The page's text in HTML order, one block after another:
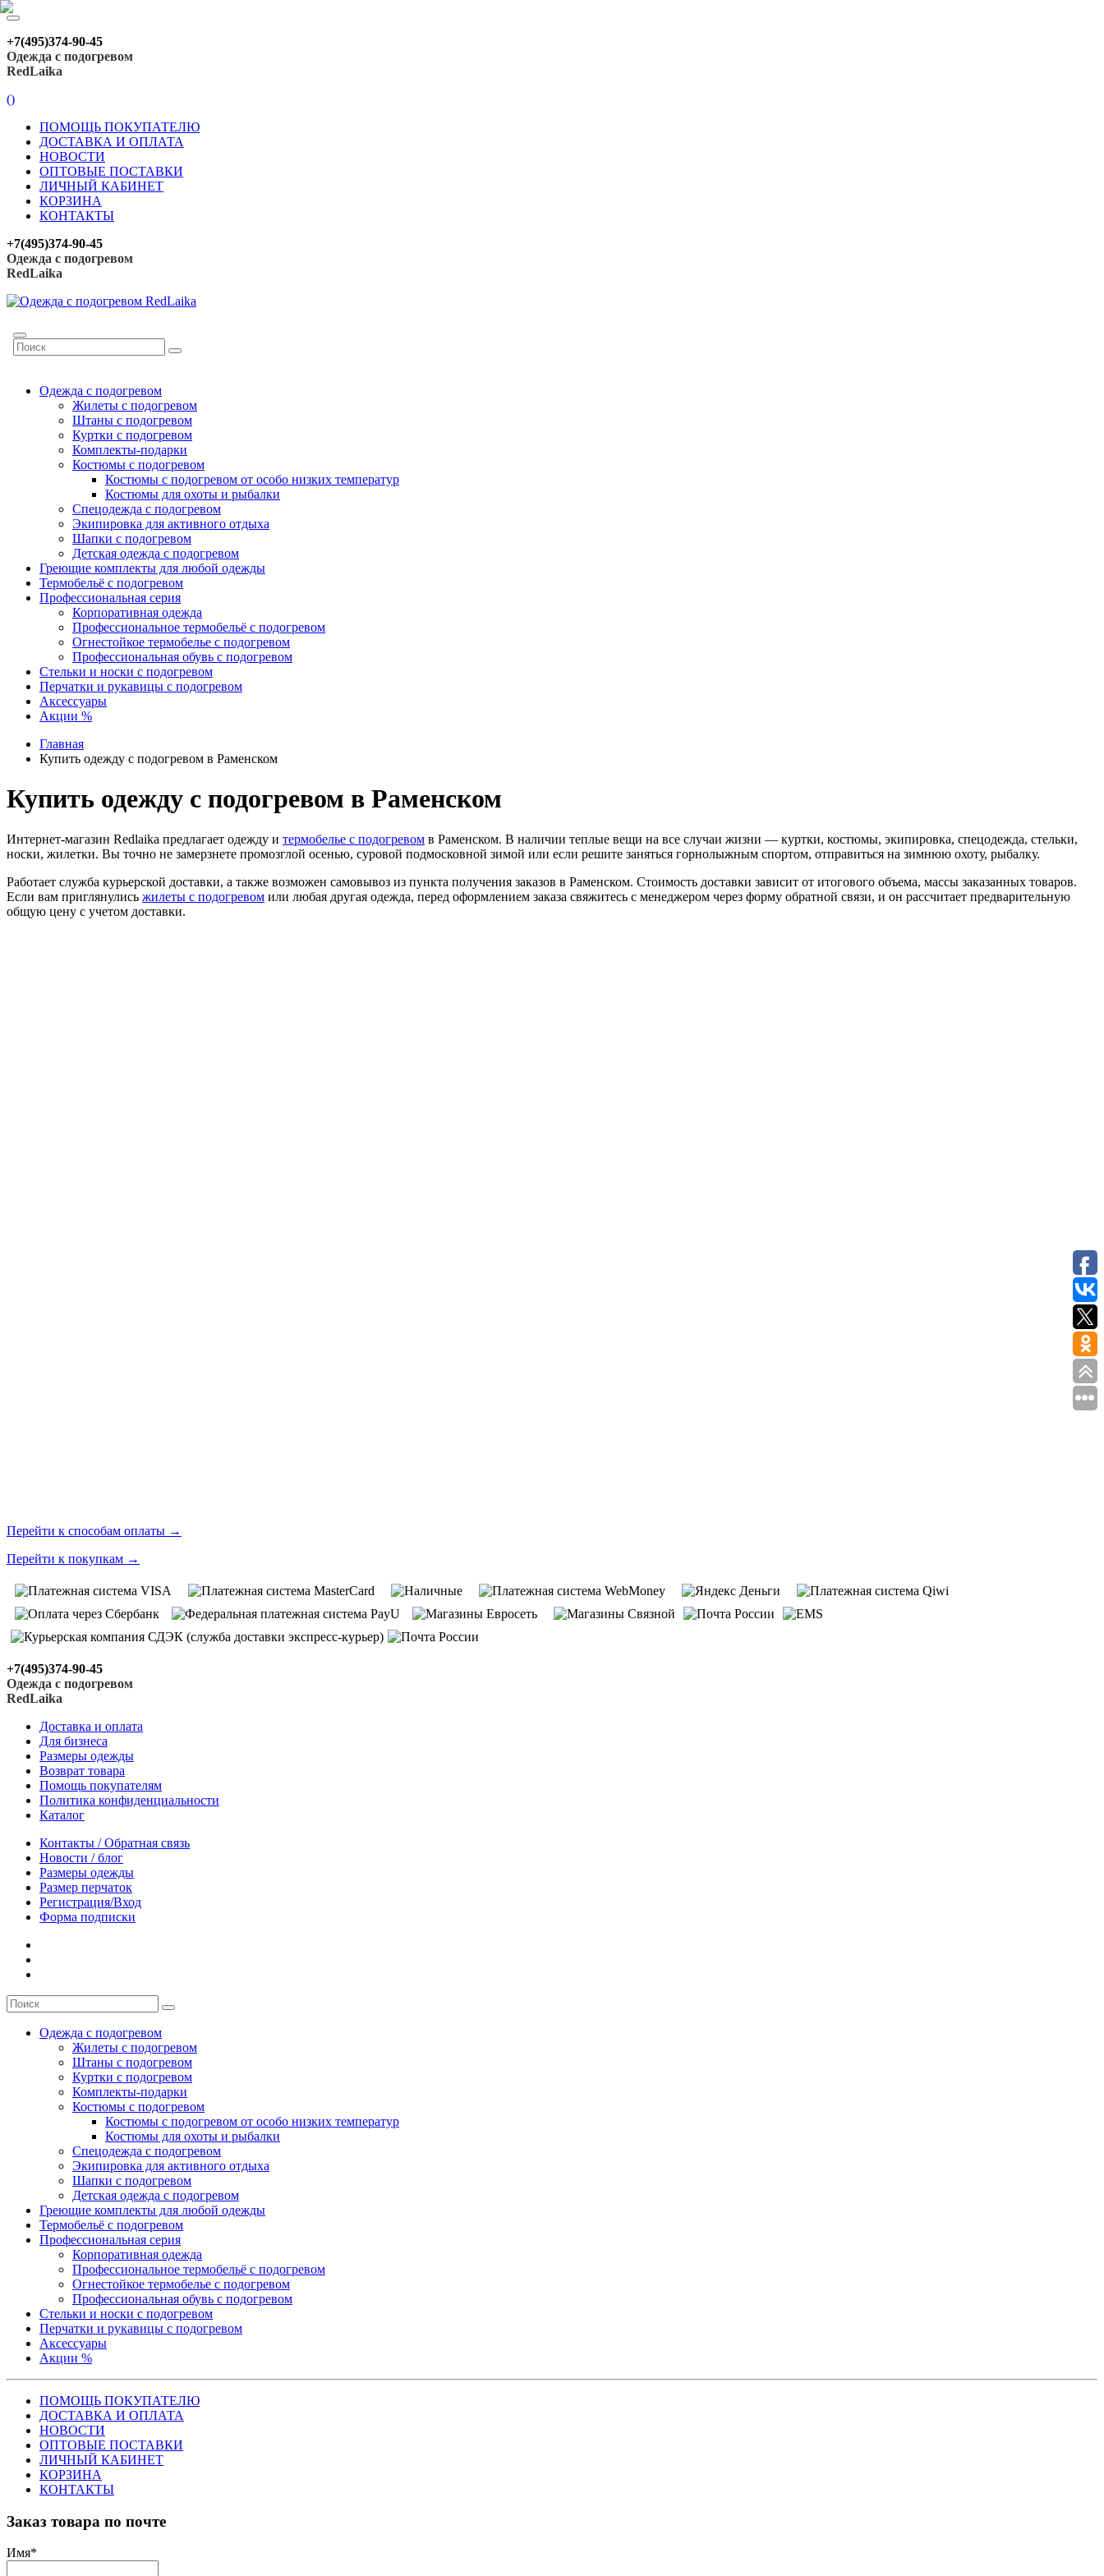
+7(495)374-90-45
Одежда с подогревом
RedLaika
()
ПОМОЩЬ ПОКУПАТЕЛЮ
ДОСТАВКА И ОПЛАТА
НОВОСТИ
ОПТОВЫЕ ПОСТАВКИ
ЛИЧНЫЙ КАБИНЕТ
КОРЗИНА
КОНТАКТЫ
+7(495)374-90-45
Одежда с подогревом
RedLaika
Одежда с подогревом
Жилеты с подогревом
Штаны с подогревом
Куртки с подогревом
Комплекты-подарки
Костюмы с подогревом
Костюмы с подогревом от особо низких температур
Костюмы для охоты и рыбалки
Спецодежда с подогревом
Экипировка для активного отдыха
Шапки с подогревом
Детская одежда с подогревом
Греющие комплекты для любой одежды
Термобельё с подогревом
Профессиональная серия
Корпоративная одежда
Профессиональное термобельё с подогревом
Огнестойкое термобелье с подогревом
Профессиональная обувь с подогревом
Стельки и носки с подогревом
Перчатки и рукавицы с подогревом
Аксессуары
Акции %
Главная
Купить одежду с подогревом в Раменском
Купить одежду с подогревом в Раменском
Интернет-магазин Redlaika предлагает одежду и термобелье с подогревом в Раменском. В наличии теплые вещи на все случаи жизни — куртки, костюмы, экипировка, спецодежда, стельки,
носки, жилетки. Вы точно не замерзнете промозглой осенью, суровой подмосковной зимой или если решите заняться горнолыжным спортом, отправиться на зимнюю охоту, рыбалку.
Работает служба курьерской доставки, а также возможен самовывоз из пункта получения заказов в Раменском. Стоимость доставки зависит от итогового объема, массы заказанных товаров.
Если вам приглянулись жилеты с подогревом или любая другая одежда, перед оформлением заказа свяжитесь с менеджером через форму обратной связи, и он рассчитает предварительную
общую цену с учетом доставки.
Перейти к способам оплаты →
Перейти к покупкам →
+7(495)374-90-45
Одежда с подогревом
RedLaika
Доставка и оплата
Для бизнеса
Размеры одежды
Возврат товара
Помощь покупателям
Политика конфиденциальности
Каталог
Контакты / Обратная связь
Новости / блог
Размеры одежды
Размер перчаток
Регистрация/Вход
Форма подписки
Одежда с подогревом
Жилеты с подогревом
Штаны с подогревом
Куртки с подогревом
Комплекты-подарки
Костюмы с подогревом
Костюмы с подогревом от особо низких температур
Костюмы для охоты и рыбалки
Спецодежда с подогревом
Экипировка для активного отдыха
Шапки с подогревом
Детская одежда с подогревом
Греющие комплекты для любой одежды
Термобельё с подогревом
Профессиональная серия
Корпоративная одежда
Профессиональное термобельё с подогревом
Огнестойкое термобелье с подогревом
Профессиональная обувь с подогревом
Стельки и носки с подогревом
Перчатки и рукавицы с подогревом
Аксессуары
Акции %
ПОМОЩЬ ПОКУПАТЕЛЮ
ДОСТАВКА И ОПЛАТА
НОВОСТИ
ОПТОВЫЕ ПОСТАВКИ
ЛИЧНЫЙ КАБИНЕТ
КОРЗИНА
КОНТАКТЫ
Заказ товара по почте
Имя*